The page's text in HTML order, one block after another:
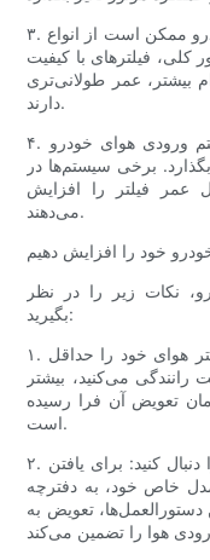
۳. نوع و کیفیت فیلتر: تولیدکنندگان مختلف خودرو ممکن است از انواع
کلی، فیلترهای با کیفیت
بیشتر، عمر طولانی‌تری
دارند.
۴. طراحی ورودی هوای موتور: طراحی سیستم ورودی هوای خودرو
برخی سیستم‌ها در
عمر فیلتر را افزایش
می‌دهند.
نکات زیر را در نظر
بگیرید:
۱. مرتباً فیلتر هوا را بررسی کنید: وضعیت فیلتر هوای خود را حداقل
می‌کنید، بیشتر
تعویض آن فرا رسیده
است.
۲. دستورالعمل‌های تعمیر و نگهداری سازنده را دنبال کنید: برای یافتن
خاص خود، به دفترچه
تعویض به